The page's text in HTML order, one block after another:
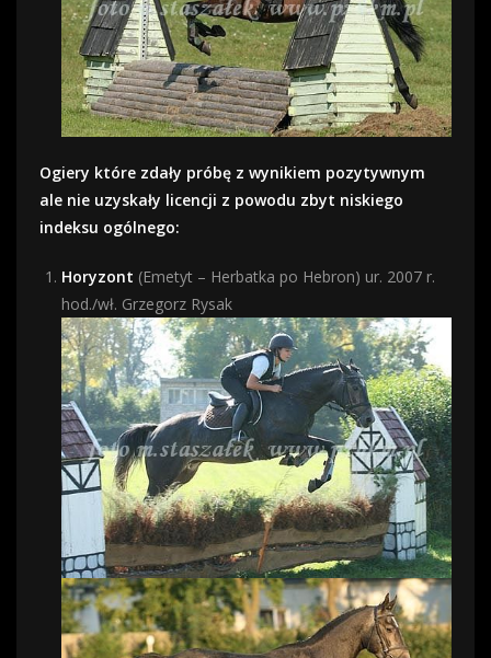
Ogiery które zdały próbę z wynikiem pozytywnym
ale nie uzyskały licencji z powodu zbyt niskiego
indeksu ogólnego:
Horyzont (Emetyt – Herbatka po Hebron) ur. 2007 r.
hod./wł. Grzegorz Rysak